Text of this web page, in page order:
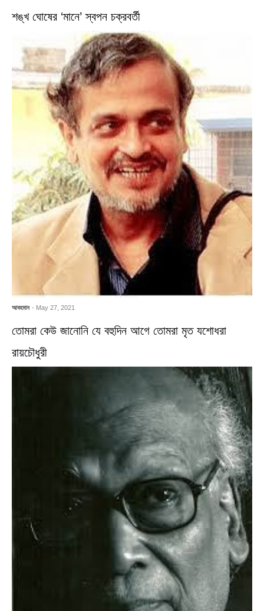
শঙ্খ ঘোষের ‘মানে’ স্বপন চক্রবর্তী
আবহমান - May 27, 2021
তোমরা কেউ জানোনি যে বহুদিন আগে তোমরা মৃত যশোধরা
রায়চৌধুরী